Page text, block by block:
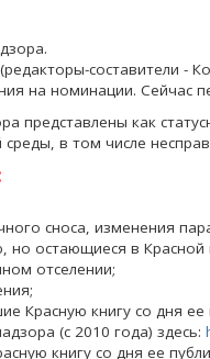
составители -
на номинации. Сейчас
представлены как
в том числе
сноса, изменения
но остающиеся в Красной
отселении;
Красную книгу со дня
(с 2010 года) здесь:
книгу со дня ее